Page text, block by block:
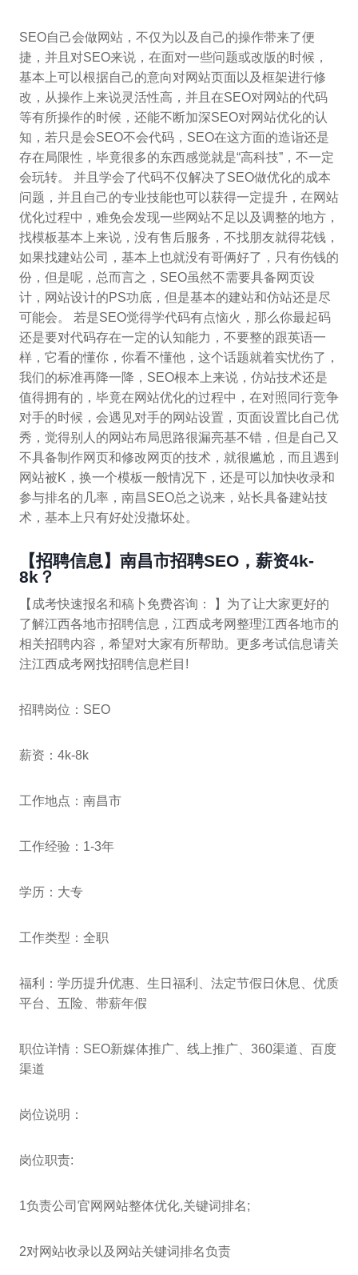
SEO自己会做网站，不仅为以及自己的操作带来了便
捷，并且对SEO来说，在面对一些问题或改版的时候，
基本上可以根据自己的意向对网站页面以及框架进行修
改，从操作上来说灵活性高，并且在SEO对网站的代码
等有所操作的时候，还能不断加深SEO对网站优化的认
知，若只是会SEO不会代码，SEO在这方面的造诣还是
存在局限性，毕竟很多的东西感觉就是“高科技”，不一定
会玩转。 并且学会了代码不仅解决了SEO做优化的成本
问题，并且自己的专业技能也可以获得一定提升，在网站
优化过程中，难免会发现一些网站不足以及调整的地方，
找模板基本上来说，没有售后服务，不找朋友就得花钱，
如果找建站公司，基本上也就没有哥俩好了，只有伤钱的
份，但是呢，总而言之，SEO虽然不需要具备网页设
计，网站设计的PS功底，但是基本的建站和仿站还是尽
可能会。 若是SEO觉得学代码有点恼火，那么你最起码
还是要对代码存在一定的认知能力，不要整的跟英语一
样，它看的懂你，你看不懂他，这个话题就着实忧伤了，
我们的标准再降一降，SEO根本上来说，仿站技术还是
值得拥有的，毕竟在网站优化的过程中，在对照同行竞争
对手的时候，会遇见对手的网站设置，页面设置比自己优
秀，觉得别人的网站布局思路很漏亮基不错，但是自己又
不具备制作网页和修改网页的技术，就很尴尬，而且遇到
网站被K，换一个模板一般情况下，还是可以加快收录和
参与排名的几率，南昌SEO总之说来，站长具备建站技
术，基本上只有好处没撒坏处。
【招聘信息】南昌市招聘SEO，薪资4k-
8k？
【成考快速报名和稿卜免费咨询： 】为了让大家更好的
了解江西各地市招聘信息，江西成考网整理江西各地市的
相关招聘内容，希望对大家有所帮助。更多考试信息请关
注江西成考网找招聘信息栏目!
招聘岗位：SEO
薪资：4k-8k
工作地点：南昌市
工作经验：1-3年
学历：大专
工作类型：全职
福利：学历提升优惠、生日福利、法定节假日休息、优质
平台、五险、带薪年假
职位详情：SEO新媒体推广、线上推广、360渠道、百度
渠道
岗位说明：
岗位职责:
1负责公司官网网站整体优化,关键词排名;
2对网站收录以及网站关键词排名负责